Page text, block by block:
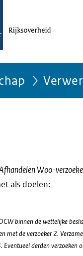
Woo-
als doelen:
binnen de wettelijke
de verzoeker 2.
derden verzoeken